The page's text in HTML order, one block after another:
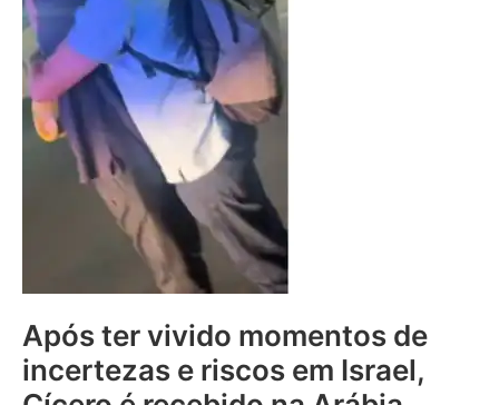
Após ter vivido momentos de
incertezas e riscos em Israel,